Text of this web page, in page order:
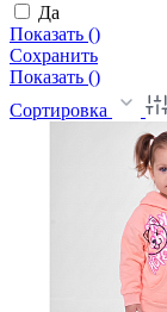
Да
Показать ()
Сохранить
Показать ()
Сортировка